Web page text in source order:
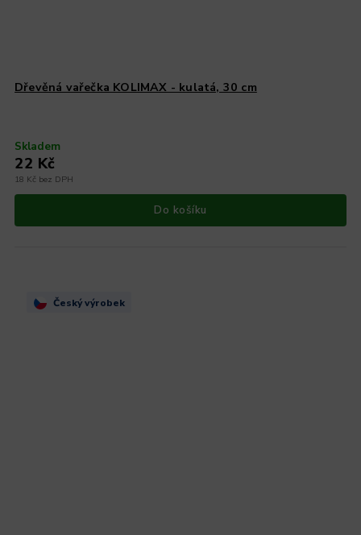
Dřevěná vařečka KOLIMAX - kulatá, 30 cm
Skladem
18 Kč bez DPH
22 Kč
Do košíku
Český výrobek